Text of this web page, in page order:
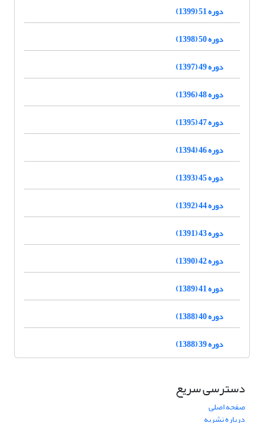
دوره 51 (1399)
دوره 50 (1398)
دوره 49 (1397)
دوره 48 (1396)
دوره 47 (1395)
دوره 46 (1394)
دوره 45 (1393)
دوره 44 (1392)
دوره 43 (1391)
دوره 42 (1390)
دوره 41 (1389)
دوره 40 (1388)
دوره 39 (1388)
دسترسی سریع
صفحه اصلی
درباره نشریه